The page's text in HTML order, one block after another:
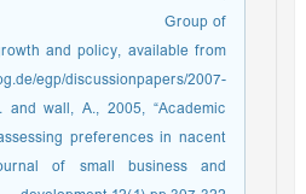
Group of
and policy, available from
egp/discussionpapers/2007-
and wall, A., 2005, “Academic
preferences in nacent
of small business and